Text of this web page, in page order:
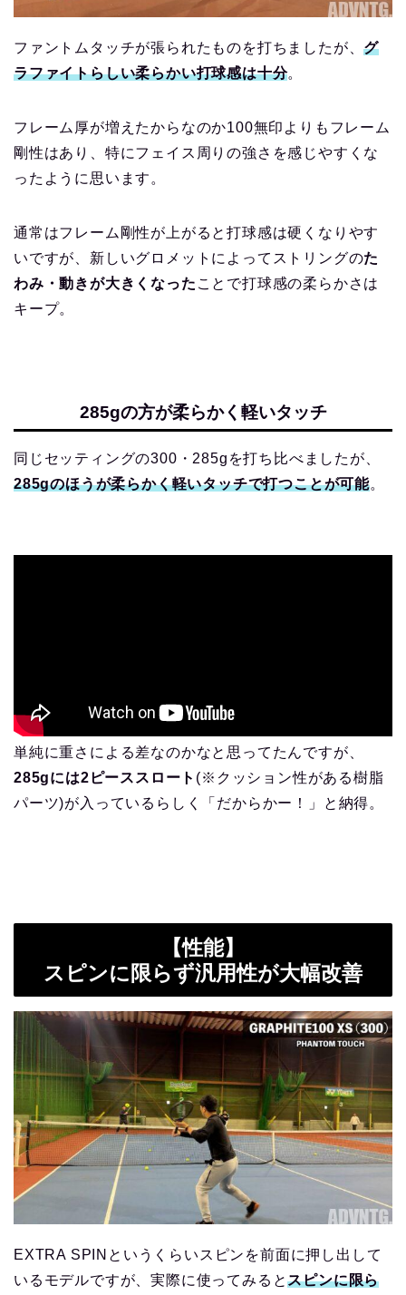
ファントムタッチが張られたものを打ちましたが、グ
ラファイトらしい柔らかい打球感は十分。
フレーム厚が増えたからなのか100無印よりもフレーム
剛性はあり、特にフェイス周りの強さを感じやすくな
ったように思います。
通常はフレーム剛性が上がると打球感は硬くなりやす
いですが、新しいグロメットによってストリングのた
わみ・動きが大きくなった ことで打球感の柔らかさは
キープ。
285gの方が柔らかく軽いタッチ
同じセッティングの300・285gを打ち比べましたが、
285gのほうが柔らかく軽いタッチで打つことが可能。
単純に重さによる差なのかなと思ってたんですが、
285gには2ピーススロート (※クッション性がある樹脂
パーツ)が入っているらしく「だからかー！」と納得。
【性能】
スピンに限らず汎用性が大幅改善
EXTRA SPINというくらいスピンを前面に押し出して
いるモデルですが、実際に使ってみるとスピンに限ら